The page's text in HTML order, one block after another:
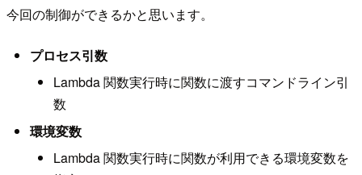
今回の制御ができるかと思います。
プロセス引数
Lambda 関数実行時に関数に渡すコマンドライン引
数
環境変数
Lambda 関数実行時に関数が利用できる環境変数を